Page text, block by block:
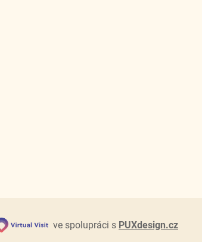
ve spolupráci s PUXdesign.cz